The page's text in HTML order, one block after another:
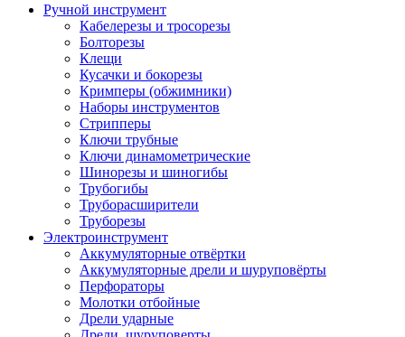
Ручной инструмент
Кабелерезы и тросорезы
Болторезы
Клещи
Кусачки и бокорезы
Кримперы (обжимники)
Наборы инструментов
Стрипперы
Ключи трубные
Ключи динамометрические
Шинорезы и шиногибы
Трубогибы
Труборасширители
Труборезы
Электроинструмент
Аккумуляторные отвёртки
Аккумуляторные дрели и шуруповёрты
Перфораторы
Молотки отбойные
Дрели ударные